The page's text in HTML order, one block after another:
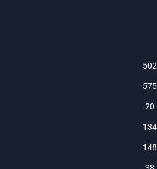
502
575
20
134